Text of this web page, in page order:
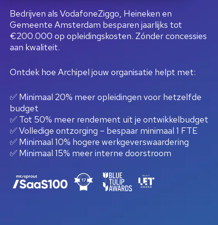
Bedrijven als VodafoneZiggo, Heineken en
Gemeente Amsterdam besparen jaarlijks tot
€200.000 op opleidingskosten. Zónder concessies
aan kwaliteit.
Ontdek hoe Archipel jouw organisatie helpt met:
✅ Minimaal 20% meer opleidingen voor hetzelfde
budget
✅ Tot 50% meer rendement uit je ontwikkelbudget
✅ Volledige ontzorging – bespaar minimaal 1 FTE
✅ Minimaal 10% hogere werkgeverswaardering
✅ Minimaal 15% meer interne doorstroom